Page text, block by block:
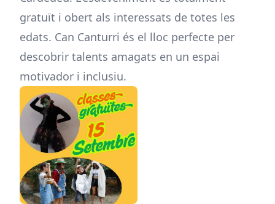
gratuït i obert als interessats de totes les
edats. Can Canturri és el lloc perfecte per
descobrir talents amagats en un espai
motivador i inclusiu.